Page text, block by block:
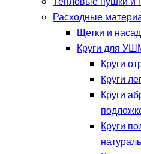
Расходные
Щетки и
Круги для
Круги
Круги
Круги
Круги